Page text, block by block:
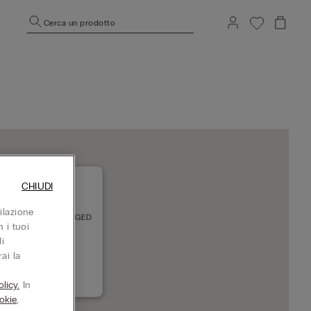
Cerca un prodotto
SC ARKAD SZEGED
adesso
i tuoi
la
In
,
CHIUDI